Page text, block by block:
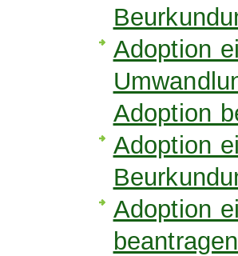
Adoption
Adoption
Adoption
Adoption
beantragen